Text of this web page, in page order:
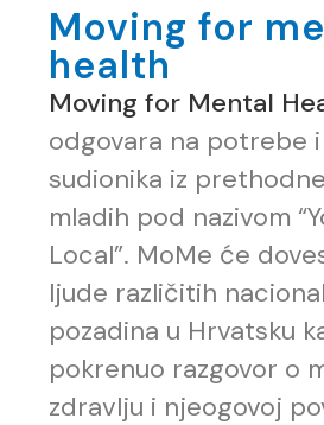
Moving for
health
Moving for Mental
odgovara na potrebe
sudionika iz
mladih pod nazivom
Local”. MoMe će
ljude različitih
pozadina u Hrvatsku
pokrenuo razgovor o
zdravlju i njeogovoj